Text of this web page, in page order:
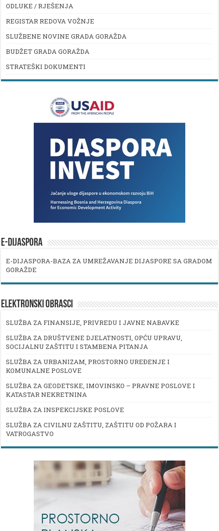
ODLUKE / RJEŠENJA
REGISTAR REDOVA VOŽNJE
SLUŽBENE NOVINE GRADA GORAŽDA
BUDŽET GRADA GORAŽDA
STRATEŠKI DOKUMENTI
E-DIJASPORA
E-DIJASPORA-BAZA ZA UMREŽAVANJE DIJASPORE SA GRADOM
GORAŽDE
ELEKTRONSKI OBRASCI
SLUŽBA ZA FINANSIJE, PRIVREDU I JAVNE NABAVKE
SLUŽBA ZA DRUŠTVENE DJELATNOSTI, OPĆU UPRAVU,
SOCIJALNU ZAŠTITU I STAMBENA PITANJA
SLUŽBA ZA URBANIZAM, PROSTORNO UREĐENJE I
KOMUNALNE POSLOVE
SLUŽBA ZA GEODETSKE, IMOVINSKO – PRAVNE POSLOVE I
KATASTAR NEKRETNINA
SLUŽBA ZA INSPEKCIJSKE POSLOVE
SLUŽBA ZA CIVILNU ZAŠTITU, ZAŠTITU OD POŽARA I
VATROGASTVO